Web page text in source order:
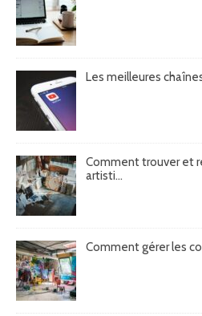
Les meilleures
Comment trouver et
artisti...
Comment gérer les